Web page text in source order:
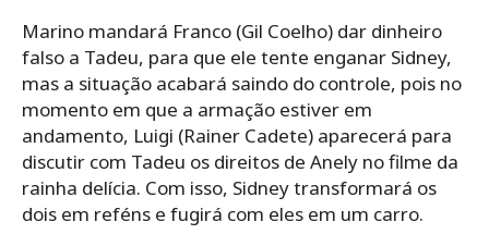
Marino mandará Franco (Gil Coelho) dar dinheiro
falso a Tadeu, para que ele tente enganar Sidney,
mas a situação acabará saindo do controle, pois no
momento em que a armação estiver em
andamento, Luigi (Rainer Cadete) aparecerá para
discutir com Tadeu os direitos de Anely no filme da
rainha delícia. Com isso, Sidney transformará os
dois em reféns e fugirá com eles em um carro.